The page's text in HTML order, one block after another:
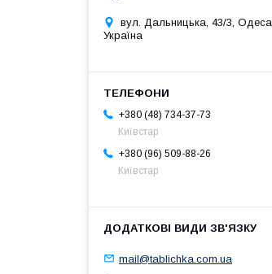
вул. Дальницька, 43/3, Одеса,
Україна
+380 (48) 734-37-73
Київстар
+380 (96) 509-88-26
Київстар
mail@tablichka.com.ua